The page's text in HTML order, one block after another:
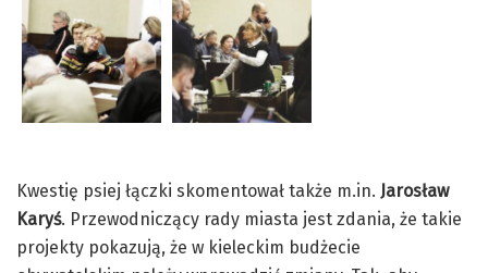
Kwestię psiej łączki skomentował także m.in. Jarosław
Karyś. Przewodniczący rady miasta jest zdania, że takie
projekty pokazują, że w kieleckim budżecie